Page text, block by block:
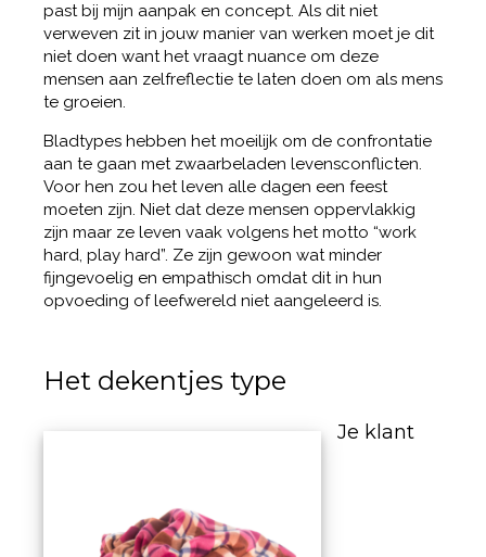
past bij mijn aanpak en concept. Als dit niet
verweven zit in jouw manier van werken moet je dit
niet doen want het vraagt nuance om deze
mensen aan zelfreflectie te laten doen om als mens
te groeien.
Bladtypes hebben het moeilijk om de confrontatie
aan te gaan met zwaarbeladen levensconflicten.
Voor hen zou het leven alle dagen een feest
moeten zijn. Niet dat deze mensen oppervlakkig
zijn maar ze leven vaak volgens het motto “work
hard, play hard”. Ze zijn gewoon wat minder
fijngevoelig en empathisch omdat dit in hun
opvoeding of leefwereld niet aangeleerd is.
Het dekentjes type
Je klant